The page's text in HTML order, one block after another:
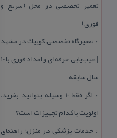
تعمیر تخصصی در محل (سریع و
فوری)
:: تعمیرگاه تخصصی كوییك در مشهد
| عیب‌یابی حرفه‌ای و امداد فوری با ۱۰
سال سابقه
::
اگر فقط 10 وسیله بتوانید بخرید،
اولویت با كدام تجهیزات است؟
:: خدمات پزشكی در منزل؛ راهنمای